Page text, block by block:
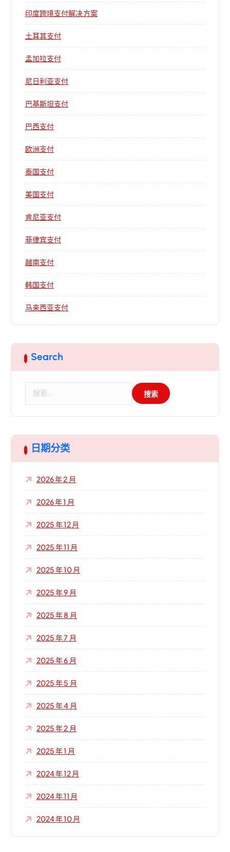
印度跨境支付解决方案
土耳其支付
孟加拉支付
尼日利亚支付
巴基斯坦支付
巴西支付
欧洲支付
泰国支付
美国支付
肯尼亚支付
菲律宾支付
越南支付
韩国支付
马来西亚支付
Search
日期分类
2026 年 2 月
2026 年 1 月
2025 年 12 月
2025 年 11 月
2025 年 10 月
2025 年 9 月
2025 年 8 月
2025 年 7 月
2025 年 6 月
2025 年 5 月
2025 年 4 月
2025 年 2 月
2025 年 1 月
2024 年 12 月
2024 年 11 月
2024 年 10 月